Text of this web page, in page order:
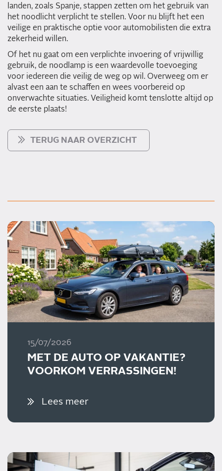
landen, zoals Spanje, stappen zetten om het gebruik van
het noodlicht verplicht te stellen. Voor nu blijft het een
veilige en praktische optie voor automobilisten die extra
zekerheid willen.
Of het nu gaat om een verplichte invoering of vrijwillig
gebruik, de noodlamp is een waardevolle toevoeging
voor iedereen die veilig de weg op wil. Overweeg om er
alvast een aan te schaffen en wees voorbereid op
onverwachte situaties. Veiligheid komt tenslotte altijd op
de eerste plaats!
TERUG NAAR OVERZICHT
15/07/2026
MET DE AUTO OP VAKANTIE?
VOORKOM VERRASSINGEN!
Lees meer